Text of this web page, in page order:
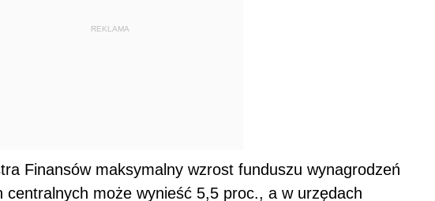
REKLAMA
Finansów maksymalny wzrost funduszu wynagrodzeń
centralnych może wynieść 5,5 proc., a w urzędach